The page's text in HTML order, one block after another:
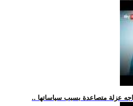
عزلة متصاعدة بسبب سياساتها